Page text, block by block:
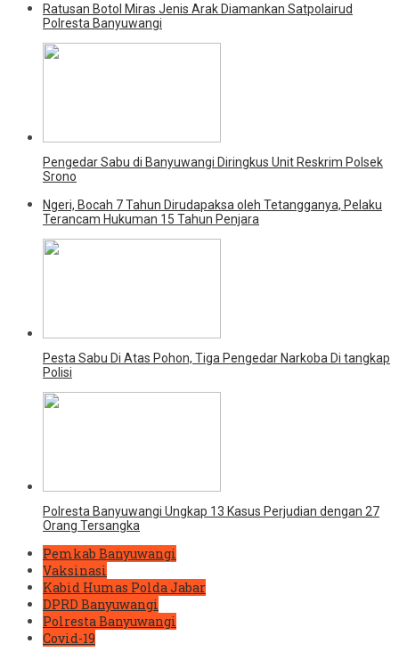
Ratusan Botol Miras Jenis Arak Diamankan Satpolairud
Polresta Banyuwangi
Pengedar Sabu di Banyuwangi Diringkus Unit Reskrim Polsek
Srono
Ngeri, Bocah 7 Tahun Dirudapaksa oleh Tetangganya, Pelaku
Terancam Hukuman 15 Tahun Penjara
Pesta Sabu Di Atas Pohon, Tiga Pengedar Narkoba Di tangkap
Polisi
Polresta Banyuwangi Ungkap 13 Kasus Perjudian dengan 27
Orang Tersangka
Pemkab Banyuwangi
Vaksinasi
Kabid Humas Polda Jabar
DPRD Banyuwangi
Polresta Banyuwangi
Covid-19